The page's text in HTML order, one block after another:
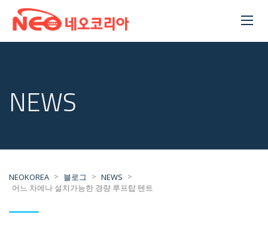
NEWS
NEOKOREA > 블로그 > NEWS >
어느 차에나 설치가능한 경량 루프탑 텐트